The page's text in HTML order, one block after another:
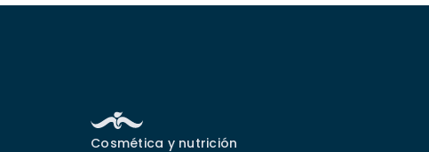
Cosmética y nutrición